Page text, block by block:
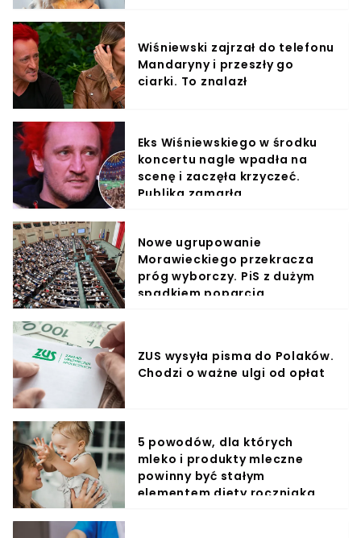
Wiśniewski zajrzał do telefonu
Mandaryny i przeszły go
ciarki. To znalazł
Eks Wiśniewskiego w środku
koncertu nagle wpadła na
scenę i zaczęła krzyczeć.
Publika zamarła
Nowe ugrupowanie
Morawieckiego przekracza
próg wyborczy. PiS z dużym
spadkiem poparcia
ZUS wysyła pisma do Polaków.
Chodzi o ważne ulgi od opłat
5 powodów, dla których
mleko i produkty mleczne
powinny być stałym
elementem diety roczniaka